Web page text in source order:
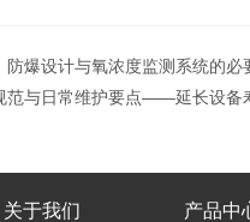
防爆设计与氧浓度监测系统的必
范与日常维护要点——延长设备
关于我们 产品中